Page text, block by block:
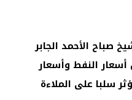
صباح الأحمد الجابر
النفط وأسعار
سلبا على الملاءة